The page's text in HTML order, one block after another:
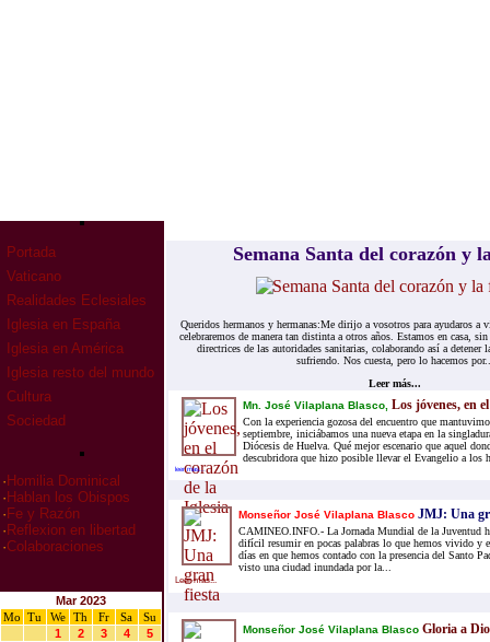
Portada
Vaticano
Realidades Eclesiales
Iglesia en España
Iglesia en América
Iglesia resto del mundo
Cultura
Sociedad
· Homilia Dominical
· Hablan los Obispos
· Fe y Razón
· Reflexion en libertad
·Colaboraciones
Mar 2023
Mo
Tu We Th Fr Sa
Su
1
2 3 4
5
Semana Santa del corazón y
Queridos hermanos y hermanas:Me dirijo a vosotros para ayudaros a
celebraremos de manera tan distinta a otros años. Estamos en casa,
directrices de las autoridades sanitarias, colaborando así a detener
sufriendo. Nos cuesta, pero lo hacemos
Leer más...
Mn. José Vilaplana Blasco, Los jóvenes, en
Con la experiencia gozosa del encuentro que
septiembre, iniciábamos una nueva etapa en la
Diócesis de Huelva. Qué mejor escenario que aquel
descubridora que hizo posible llevar el Evangelio a los
leer mas...
Monseñor José Vilaplana Blasco JMJ: Una
CAMINEO.INFO.- La Jornada Mundial de la Juventud
difícil resumir en pocas palabras lo que hemos vivido y
días en que hemos contado con la presencia del Santo
visto una ciudad inundada por la...
Leer mas...
Monseñor José Vilaplana Blasco Gloria a